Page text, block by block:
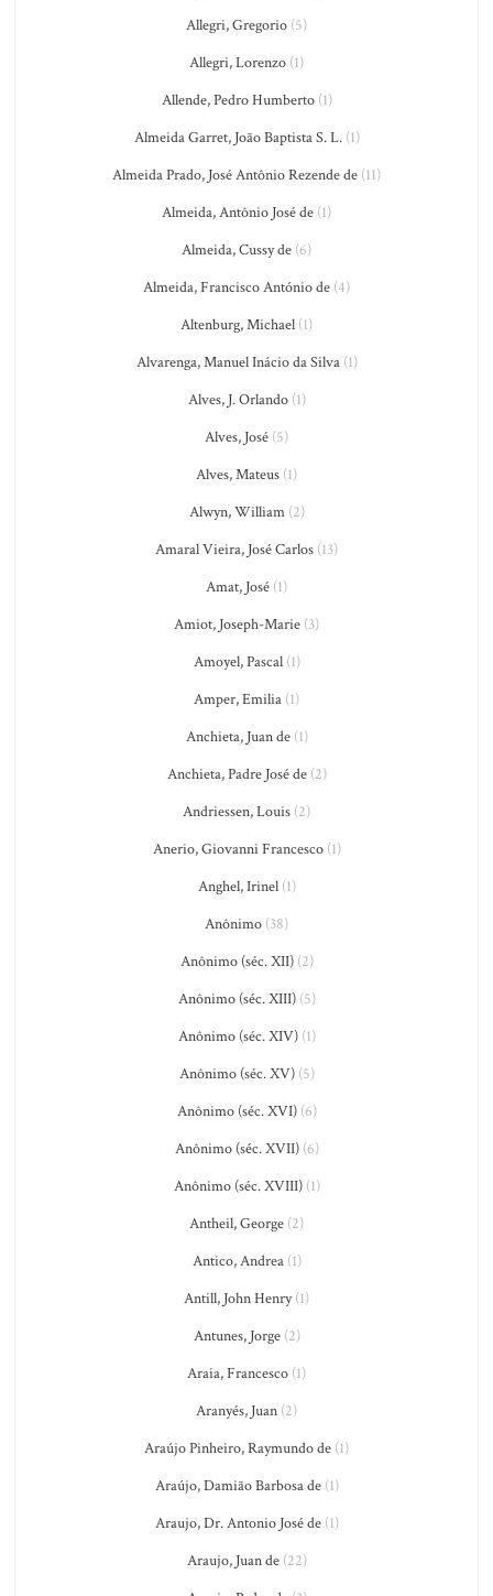
Allegri, Gregorio (5)
Allegri, Lorenzo (1)
Allende, Pedro Humberto(1)
Almeida Garret, João Baptista S. L.(1)
Almeida Prado, José Antônio Rezende de (11)
Almeida, Antônio José de (1)
Almeida, Cussy de (6)
Almeida, Francisco António de (4)
Altenburg, Michael (1)
Alvarenga, Manuel Inácio da Silva(1)
Alves, J. Orlando(1)
Alves, José (5)
Alves, Mateus (1)
Alwyn, William(2)
Amaral Vieira, José Carlos (13)
Amat, José (1)
Amiot, Joseph-Marie (3)
Amoyel, Pascal(1)
Amper, Emilia (1)
Anchieta, Juan de(1)
Anchieta, Padre José de(2)
Andriessen, Louis (2)
Anerio, Giovanni Francesco(1)
Anghel, Irinel(1)
Anônimo (38)
Anônimo (séc. XII)(2)
Anônimo (séc. XIII)(5)
Anônimo (séc. XIV)(1)
Anônimo (séc. XV)(5)
Anônimo (séc. XVI)(6)
Anônimo (séc. XVII)(6)
Anônimo (séc. XVIII)(1)
Antheil, George (2)
Antico, Andrea(1)
Antill, John Henry(1)
Antunes, Jorge(2)
Araia, Francesco (1)
Aranyés, Juan (2)
Araújo Pinheiro, Raymundo de (1)
Araújo, Damião Barbosa de(1)
Araujo, Dr. Antonio José de(1)
Araujo, Juan de(22)